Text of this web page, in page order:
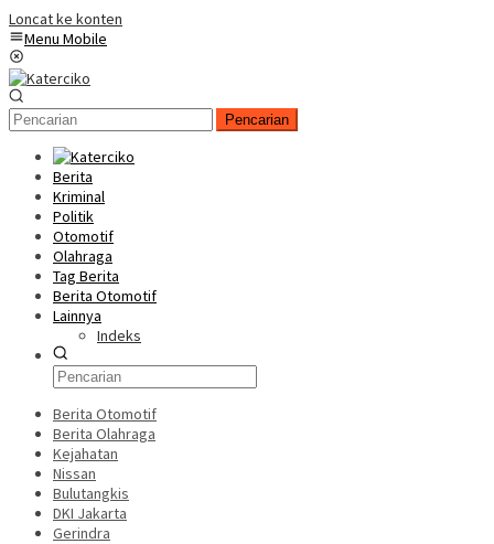
Loncat ke konten
Menu Mobile
Pencarian
Berita
Kriminal
Politik
Otomotif
Olahraga
Tag Berita
Berita Otomotif
Lainnya
Indeks
Berita Otomotif
Berita Olahraga
Kejahatan
Nissan
Bulutangkis
DKI Jakarta
Gerindra